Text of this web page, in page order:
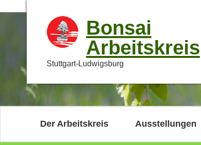
Bonsai
Arbeitskreis
Stuttgart-Ludwigsburg
Der Arbeitskreis Ausstellungen